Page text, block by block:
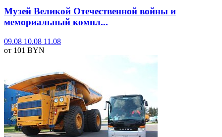
Музей Великой Отечественной войны и
мемориальный компл...
09.08 10.08 11.08
от 101 BYN